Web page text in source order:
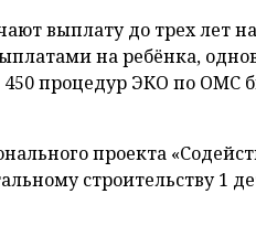
выплату до трех лет
на ребёнка,
450 процедур ЭКО по ОМС
проекта
строительству 1